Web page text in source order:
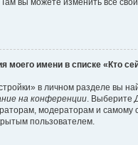
Там вы можете изменить все
моего имени в списке «Кто
в личном разделе вы
на конференции. Выберите
модераторам и самому
пользователем.